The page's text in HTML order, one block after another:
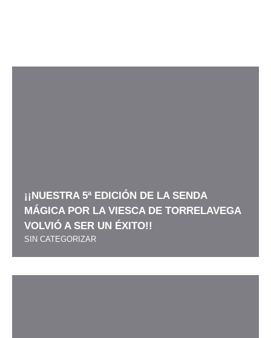
¡¡NUESTRA 5ª EDICIÓN DE LA SENDA
MÁGICA POR LA VIESCA DE TORRELAVEGA
VOLVIÓ A SER UN ÉXITO!!
SIN CATEGORIZAR